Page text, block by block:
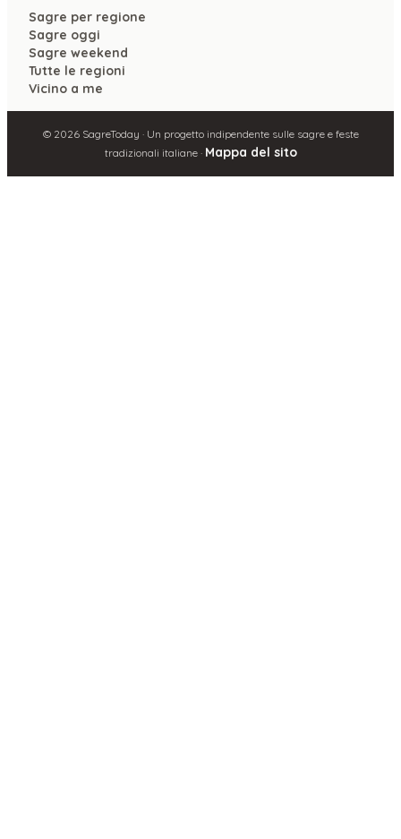
Sagre per regione
Sagre oggi
Sagre weekend
Tutte le regioni
Vicino a me
© 2026SagreToday · Un progetto indipendente sulle sagre e feste
tradizionali italiane · Mappa del sito